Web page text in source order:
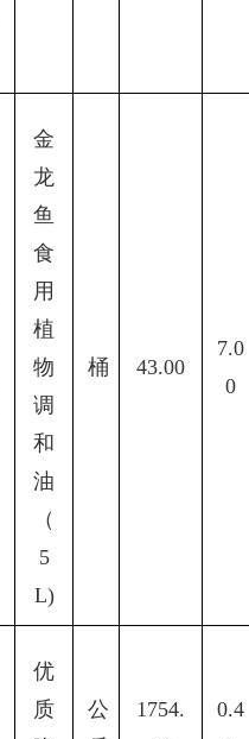
金
龙
鱼
食
用
植
物
调
和
油
（
5
L)
桶 43.00
7.0
0
优
质
公
1754.
0.4